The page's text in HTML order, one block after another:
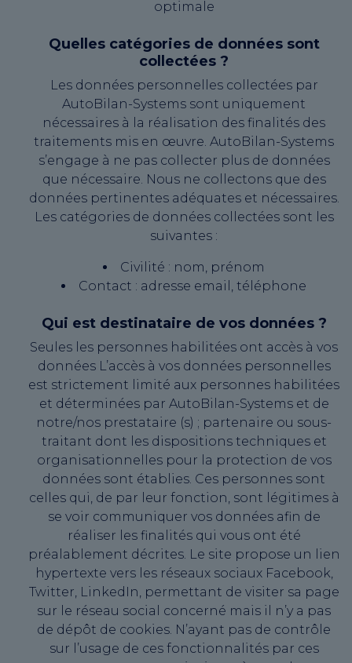
optimale
Quelles catégories de données sont
collectées ?
Les données personnelles collectées par
AutoBilan-Systems sont uniquement
nécessaires à la réalisation des finalités des
traitements mis en œuvre. AutoBilan-Systems
s’engage à ne pas collecter plus de données
que nécessaire. Nous ne collectons que des
données pertinentes adéquates et nécessaires.
Les catégories de données collectées sont les
suivantes :
Civilité : nom, prénom
Contact : adresse email, téléphone
Qui est destinataire de vos données ?
Seules les personnes habilitées ont accès à vos
données L’accès à vos données personnelles
est strictement limité aux personnes habilitées
et déterminées par AutoBilan-Systems et de
notre/nos prestataire (s) ; partenaire ou sous-
traitant dont les dispositions techniques et
organisationnelles pour la protection de vos
données sont établies. Ces personnes sont
celles qui, de par leur fonction, sont légitimes à
se voir communiquer vos données afin de
réaliser les finalités qui vous ont été
préalablement décrites. Le site propose un lien
hypertexte vers les réseaux sociaux Facebook,
Twitter, LinkedIn, permettant de visiter sa page
sur le réseau social concerné mais il n’y a pas
de dépôt de cookies. N’ayant pas de contrôle
sur l’usage de ces fonctionnalités par ces